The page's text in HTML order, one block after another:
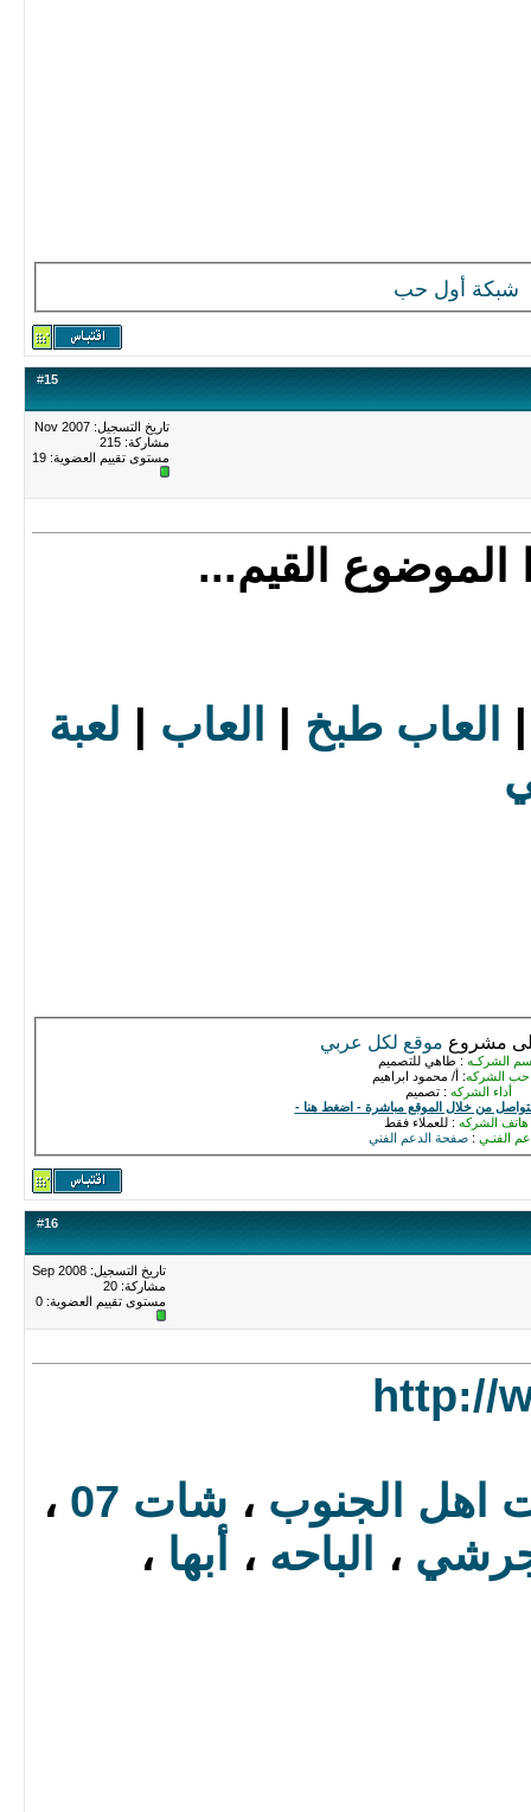
شبكة أول حب
#15
تاريخ التسجيل: Nov 2007
مشاركة: 215
مستوى تقييم العضوية: 19
القيم...
العاب طبخ | العاب | لعبة
مشروع موقع لكل عربي
الشركـه : طاهي للتصميم
الشركه: أ/ محمود ابراهيم
أداء الشركه : تصميم
من خلال الموقع مباشرة - اضغط هنا -
هاتف الشركه : للعملاء فقط
الفنـي :صفحة الدعم الفني
#16
تاريخ التسجيل: Sep 2008
مشاركة: 20
مستوى تقييم العضوية: 0
http://
اهل الجنوب ، شات 07
،
، الباحه ، أبها ،